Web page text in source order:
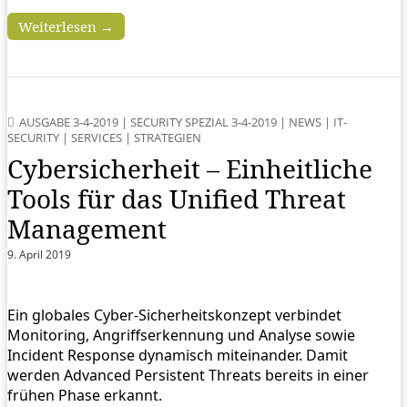
Weiterlesen →
AUSGABE 3-4-2019 | SECURITY SPEZIAL 3-4-2019 | NEWS | IT-
SECURITY | SERVICES | STRATEGIEN
Cybersicherheit – Einheitliche
Tools für das Unified Threat
Management
9. April 2019
Ein globales Cyber-Sicherheitskonzept verbindet
Monitoring, Angriffserkennung und Analyse sowie
Incident Response dynamisch miteinander. Damit
werden Advanced Persistent Threats bereits in einer
frühen Phase erkannt.